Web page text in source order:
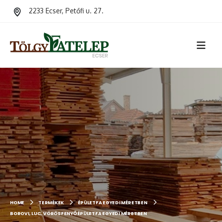
2233 Ecser, Petőfi u. 27.
HOME TERMÉKEK
ÉPÜLETFA EGYEDI MÉRETBEN
BOROVI, LUC, VÖRÖSFENYŐ ÉPÜLETFA EGYEDI MÉRETBEN